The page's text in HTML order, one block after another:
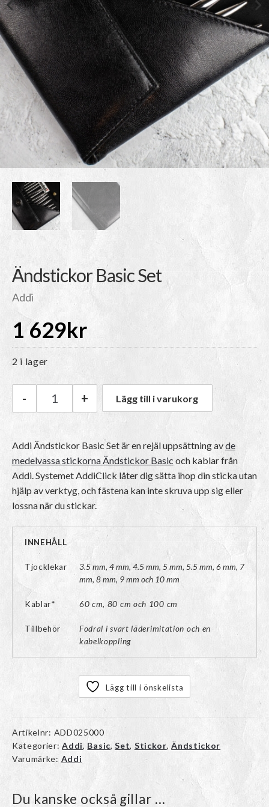
Ändstickor Basic Set
Addi
1 629kr
2 i lager
Addi Ändstickor Basic Set mängd
- + Lägg till i varukorg
Addi Ändstickor Basic Set är en rejäl uppsättning avde
medelvassa stickorna Ändstickor Basic och kablar från
Addi. Systemet AddiClick låter dig sätta ihop din sticka utan
hjälp av verktyg, och fästena kan inte skruva upp sig eller
lossna när du stickar.
INNEHÅLL
Tjocklekar
3.5 mm, 4 mm, 4.5 mm, 5 mm, 5.5 mm, 6 mm, 7
mm, 8 mm, 9 mm och 10 mm
Kablar* 60 cm, 80 cm och 100 cm
Tillbehör
Fodral i svart läderimitation och en
kabelkoppling
Lägg till i önskelista
Artikelnr: ADD025000
Kategorier:Addi, Basic,Set, Stickor,Ändstickor
Varumärke: Addi
Du kanske också gillar …